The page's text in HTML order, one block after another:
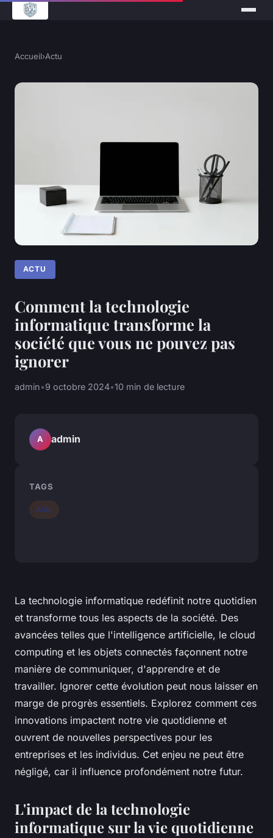
Accueil›Actu
ACTU
Comment la technologie
informatique transforme la
société que vous ne pouvez pas
ignorer
admin•9 octobre 2024•10 min de lecture
La technologie informatique redéfinit notre quotidien
et transforme tous les aspects de la société. Des
avancées telles que l'intelligence artificielle, le cloud
computing et les objets connectés façonnent notre
manière de communiquer, d'apprendre et de
travailler. Ignorer cette évolution peut nous laisser en
marge de progrès essentiels. Explorez comment ces
innovations impactent notre vie quotidienne et
ouvrent de nouvelles perspectives pour les
entreprises et les individus. Cet enjeu ne peut être
négligé, car il influence profondément notre futur.
L'impact de la technologie
informatique sur la vie quotidienne
A admin
TAGS
Actu